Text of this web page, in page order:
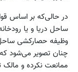
در حالی‌که بر اساس
ساحل دریا و یا
وظیفه حصارکشی ساحل
چنان تصویر می‌شود
ممانعت نکرده و